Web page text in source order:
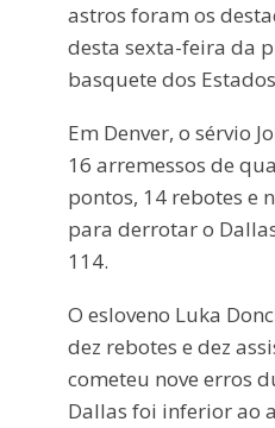
astros foram os
desta sexta-feira da
basquete dos
Em Denver, o sérvio
16 arremessos de
pontos, 14 rebotes e
para derrotar o
114.
O esloveno Luka
dez rebotes e dez
cometeu nove erros
Dallas foi inferior ao